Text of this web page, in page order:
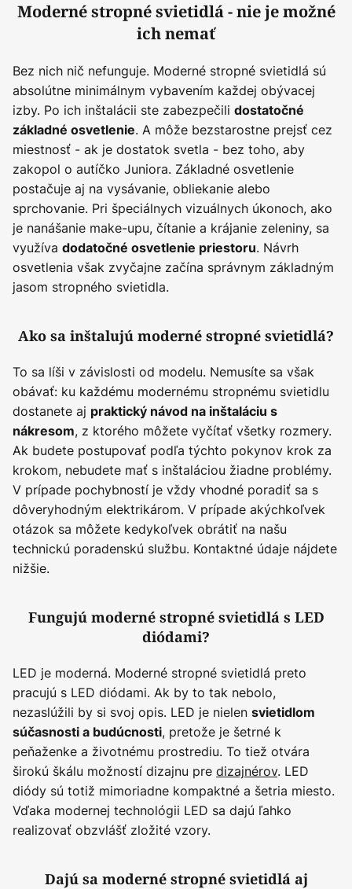
Moderné stropné svietidlá - nie je možné
ich nemať
Bez nich nič nefunguje. Moderné stropné svietidlá sú
absolútne minimálnym vybavením každej obývacej
izby. Po ich inštalácii ste zabezpečili dostatočné
základné osvetlenie. A môže bezstarostne prejsť cez
miestnosť - ak je dostatok svetla - bez toho, aby
zakopol o autíčko Juniora. Základné osvetlenie
postačuje aj na vysávanie, obliekanie alebo
sprchovanie. Pri špeciálnych vizuálnych úkonoch, ako
je nanášanie make-upu, čítanie a krájanie zeleniny, sa
využíva dodatočné osvetlenie priestoru. Návrh
osvetlenia však zvyčajne začína správnym základným
jasom stropného svietidla.
Ako sa inštalujú moderné stropné svietidlá?
To sa líši v závislosti od modelu. Nemusíte sa však
obávať: ku každému modernému stropnému svietidlu
dostanete aj praktický návod na inštaláciu s
nákresom, z ktorého môžete vyčítať všetky rozmery.
Ak budete postupovať podľa týchto pokynov krok za
krokom, nebudete mať s inštaláciou žiadne problémy.
V prípade pochybností je vždy vhodné poradiť sa s
dôveryhodným elektrikárom. V prípade akýchkoľvek
otázok sa môžete kedykoľvek obrátiť na našu
technickú poradenskú službu. Kontaktné údaje nájdete
nižšie.
Fungujú moderné stropné svietidlá s LED
diódami?
LED je moderná. Moderné stropné svietidlá preto
pracujú s LED diódami. Ak by to tak nebolo,
nezaslúžili by si svoj opis. LED je nielen svietidlom
súčasnosti a budúcnosti, pretože je šetrné k
peňaženke a životnému prostrediu. To tiež otvára
širokú škálu možností dizajnu pre dizajnérov. LED
diódy sú totiž mimoriadne kompaktné a šetria miesto.
Vďaka modernej technológii LED sa dajú ľahko
realizovať obzvlášť zložité vzory.
Dajú sa moderné stropné svietidlá aj